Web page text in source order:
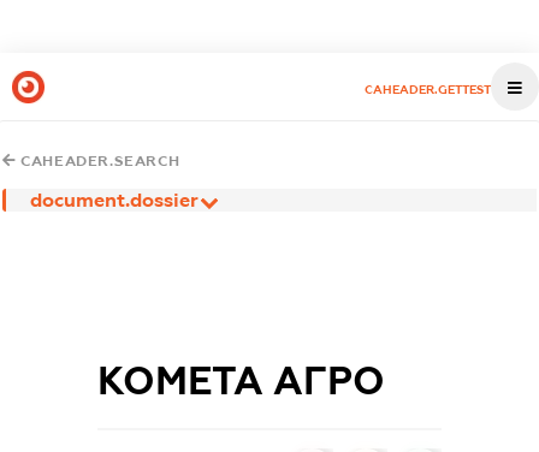
CAHEADER.GETTEST
CAHEADER.SEARCH
document.dossier
КОМЕТА АГРО